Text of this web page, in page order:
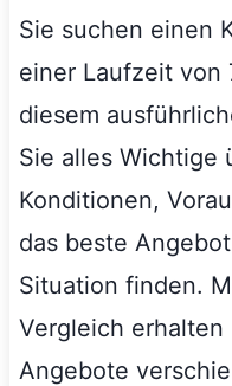
Sie suchen einen
einer Laufzeit von
diesem
Sie alles Wichtige
Konditionen,
das beste
Situation finden.
Vergleich erhalten
Angebote